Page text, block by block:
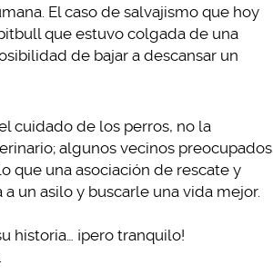
El caso de salvajismo que hoy
que estuvo colgada de una
de bajar a descansar un
cuidado de los perros, no la
algunos vecinos preocupados
que una asociación de rescate y
un asilo y buscarle una vida mejor.
historia… ¡pero tranquilo!